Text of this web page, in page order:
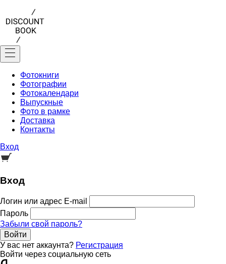
Фотокниги
Фотографии
Фотокалендари
Выпускные
Фото в рамке
Доставка
Контакты
Вход
Вход
Логин или адрес E-mail
Пароль
Забыли свой пароль?
Войти
У вас нет аккаунта? Регистрация
Войти через социальную сеть